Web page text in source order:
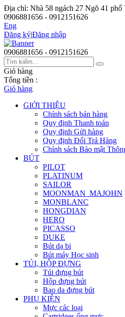
Địa chỉ: Nhà 58 ngách 27 Ngõ 41
0906881656 - 0912151626
Eng
Đăng ký|Đăng nhập
0906881656 - 0912151626
Giỏ hàng
Tổng tiền :
Giỏ hàng
GIỚI THIỆU
Chính sách bán hàng
Quy định Thanh toán
Quy định Gửi hàng
Quy định Đổi Trả Hàng
Chính sách Bảo mật
BÚT
PILOT
PLATINUM
SAILOR
MOONMAN_MAJOHN
MONBLANC
HONGDIAN
HERO
PICASSO
DUKE
Bút dạ bi
Bút máy Học sinh
TÚI, HỘP ĐỰNG
Túi đựng bút
Hộp đựng bút
Bao da đựng bút
PHỤ KIỆN
Mực các loại